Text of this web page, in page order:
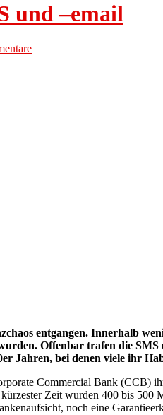
und –email
entgangen. Innerhalb
Offenbar trafen die
Jahren, bei denen viele ihr
Commercial Bank (CCB)
Zeit wurden 400 bis
noch eine